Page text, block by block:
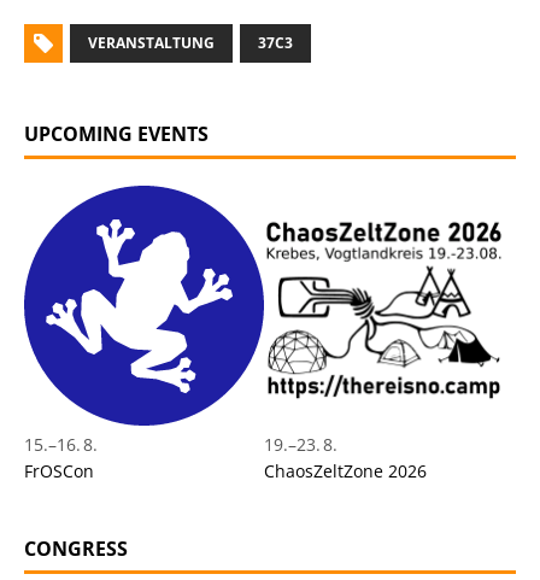
VERANSTALTUNG 37C3
UPCOMING EVENTS
15.–16. 8.
FrOSCon
19.–23. 8.
ChaosZeltZone 2026
CONGRESS